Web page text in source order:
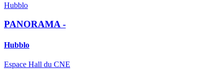
Hubblo
PANORAMA -
Hubblo
Espace Hall du CNE